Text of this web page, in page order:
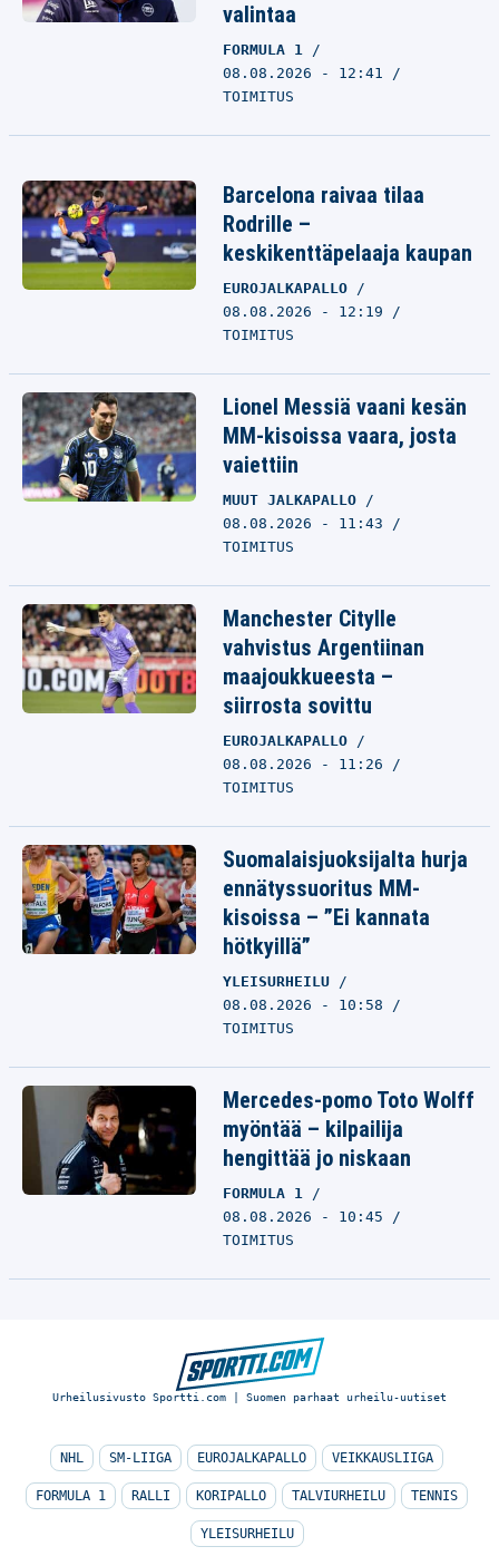
valintaa
FORMULA 1
08.08.2026 - 12:41
TOIMITUS
Barcelona raivaa tilaa
Rodrille –
keskikenttäpelaaja kaupan
EUROJALKAPALLO
08.08.2026 - 12:19
TOIMITUS
Lionel Messiä vaani kesän
MM-kisoissa vaara, josta
vaiettiin
MUUT JALKAPALLO
08.08.2026 - 11:43
TOIMITUS
Manchester Citylle
vahvistus Argentiinan
maajoukkueesta –
siirrosta sovittu
EUROJALKAPALLO
08.08.2026 - 11:26
TOIMITUS
Suomalaisjuoksijalta hurja
ennätyssuoritus MM-
kisoissa – ”Ei kannata
hötkyillä”
YLEISURHEILU
08.08.2026 - 10:58
TOIMITUS
Mercedes-pomo Toto Wolff
myöntää – kilpailija
hengittää jo niskaan
FORMULA 1
08.08.2026 - 10:45
TOIMITUS
Urheilusivusto Sportti.com | Suomen parhaat urheilu-uutiset
NHL SM-LIIGA EUROJALKAPALLO VEIKKAUSLIIGA
FORMULA 1 RALLI KORIPALLO TALVIURHEILU TENNIS
YLEISURHEILU